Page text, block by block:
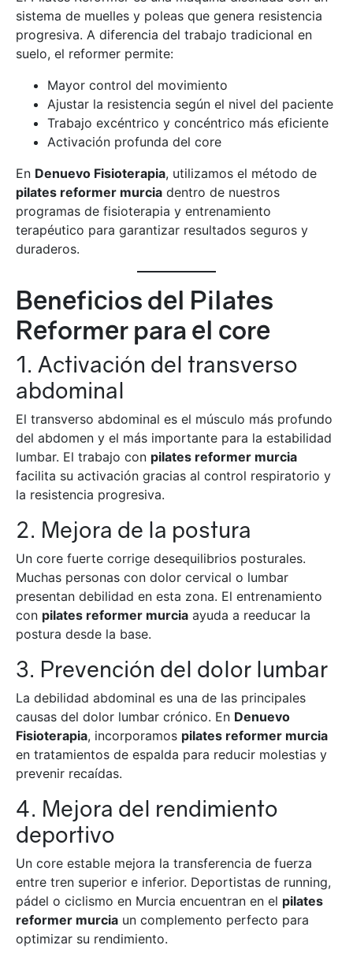
sistema de muelles y poleas que genera resistencia
progresiva. A diferencia del trabajo tradicional en
suelo, el reformer permite:
Mayor control del movimiento
Ajustar la resistencia según el nivel del paciente
Trabajo excéntrico y concéntrico más eficiente
Activación profunda del core
En Denuevo Fisioterapia, utilizamos el método de
pilates reformer murcia dentro de nuestros
programas de fisioterapia y entrenamiento
terapéutico para garantizar resultados seguros y
duraderos.
Beneficios del Pilates
Reformer para el core
1. Activación del transverso
abdominal
El transverso abdominal es el músculo más profundo
del abdomen y el más importante para la estabilidad
lumbar. El trabajo con pilates reformer murcia
facilita su activación gracias al control respiratorio y
la resistencia progresiva.
2. Mejora de la postura
Un core fuerte corrige desequilibrios posturales.
Muchas personas con dolor cervical o lumbar
presentan debilidad en esta zona. El entrenamiento
con pilates reformer murcia ayuda a reeducar la
postura desde la base.
3. Prevención del dolor lumbar
La debilidad abdominal es una de las principales
causas del dolor lumbar crónico. En Denuevo
Fisioterapia, incorporamos pilates reformer murcia
en tratamientos de espalda para reducir molestias y
prevenir recaídas.
4. Mejora del rendimiento
deportivo
Un core estable mejora la transferencia de fuerza
entre tren superior e inferior. Deportistas de running,
pádel o ciclismo en Murcia encuentran en el pilates
reformer murcia un complemento perfecto para
optimizar su rendimiento.